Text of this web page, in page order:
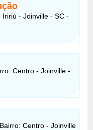
- Joinville - SC -
Centro - Joinville -
Centro - Joinville